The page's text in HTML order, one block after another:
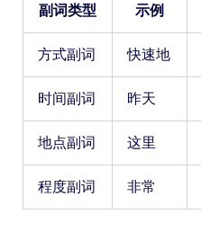
副词类型 示例
方式副词 快速地
时间副词 昨天
地点副词 这里
程度副词 非常